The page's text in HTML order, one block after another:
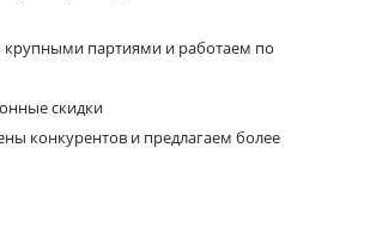
крупными партиями и работаем по
скидки
конкурентов и предлагаем более